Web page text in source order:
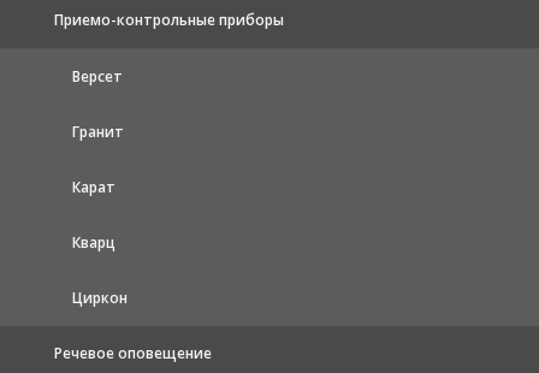
Приемо-контрольные приборы
Версет
Гранит
Карат
Кварц
Циркон
Речевое оповещение